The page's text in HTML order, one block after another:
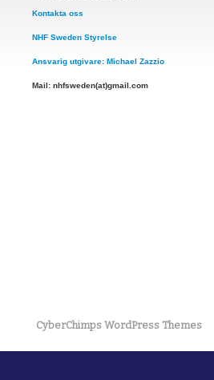
Kontakta oss
NHF Sweden Styrelse
Ansvarig utgivare: Michael Zazzio
Mail: nhfsweden(at)gmail.com
CyberChimps WordPress Themes